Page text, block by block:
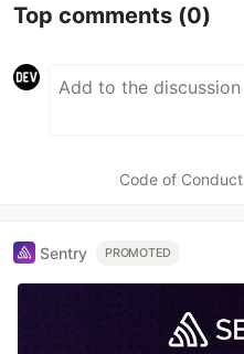
Top comments (0)
Code of Conduct
Sentry PROMOTED